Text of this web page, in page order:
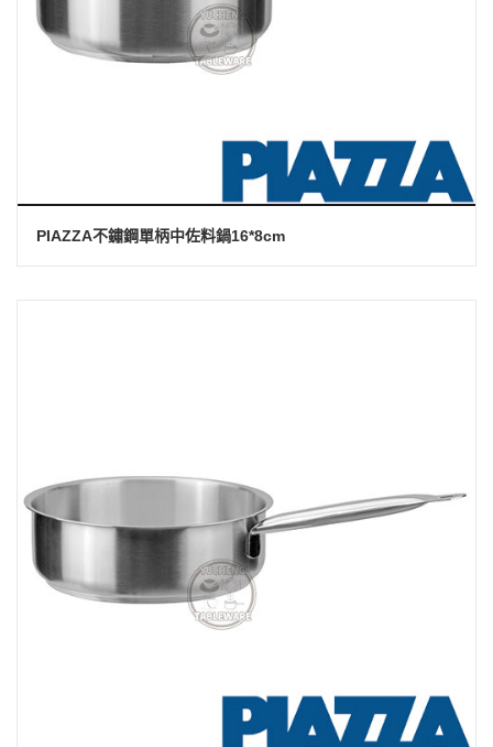
PIAZZA不鏽鋼單柄中佐料鍋16*8cm